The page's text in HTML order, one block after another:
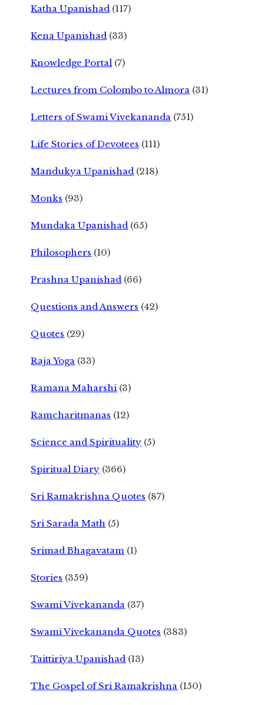
Katha Upanishad (117)
Kena Upanishad (33)
Knowledge Portal (7)
Lectures from Colombo to Almora (31)
Letters of Swami Vivekananda (751)
Life Stories of Devotees (111)
Mandukya Upanishad (218)
Monks (93)
Mundaka Upanishad (65)
Philosophers (10)
Prashna Upanishad (66)
Questions and Answers (42)
Quotes (29)
Raja Yoga (33)
Ramana Maharshi (3)
Ramcharitmanas (12)
Science and Spirituality (5)
Spiritual Diary (366)
Sri Ramakrishna Quotes (87)
Sri Sarada Math (5)
Srimad Bhagavatam (1)
Stories (359)
Swami Vivekananda (37)
Swami Vivekananda Quotes (383)
Taittiriya Upanishad (13)
The Gospel of Sri Ramakrishna (150)